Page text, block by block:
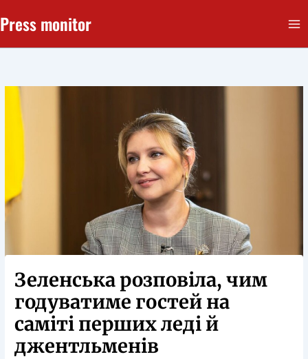
до
Press monitor
Зеленська розповіла, чим
годуватиме гостей на
саміті перших леді й
джентльменів